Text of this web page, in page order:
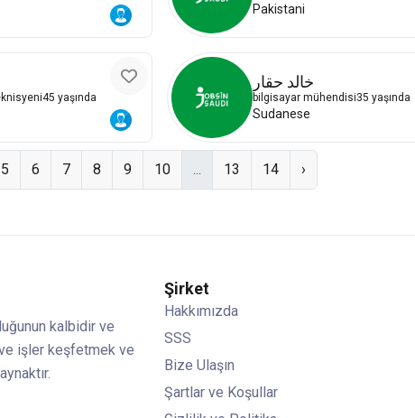
Pakistani
45 yaşında
خالد حقار
bilgisayar mühendisi35 yaşında
Sudanese
5 6 7 8 9 10 ... 13 14 ›
kalbidir ve
ve işler keşfetmek ve
Şirket
Hakkımızda
SSS
Bize Ulaşın
Şartlar ve Koşullar